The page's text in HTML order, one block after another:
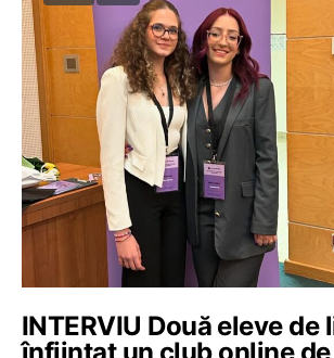
INTERVIU Două eleve de